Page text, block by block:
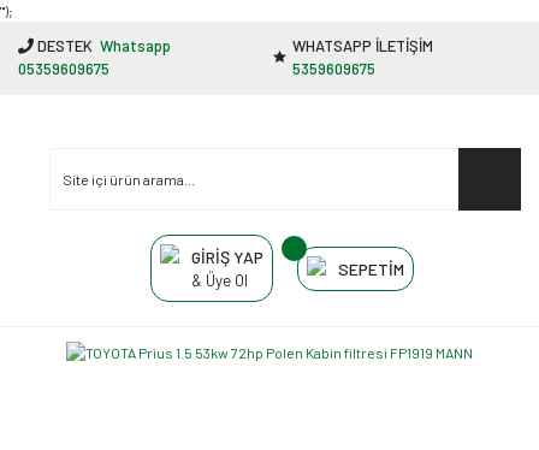
"');
DESTEK Whatsapp
05359609675
WHATSAPP İLETİŞİM
5359609675
GİRİŞ YAP
& Üye Ol
SEPETİM